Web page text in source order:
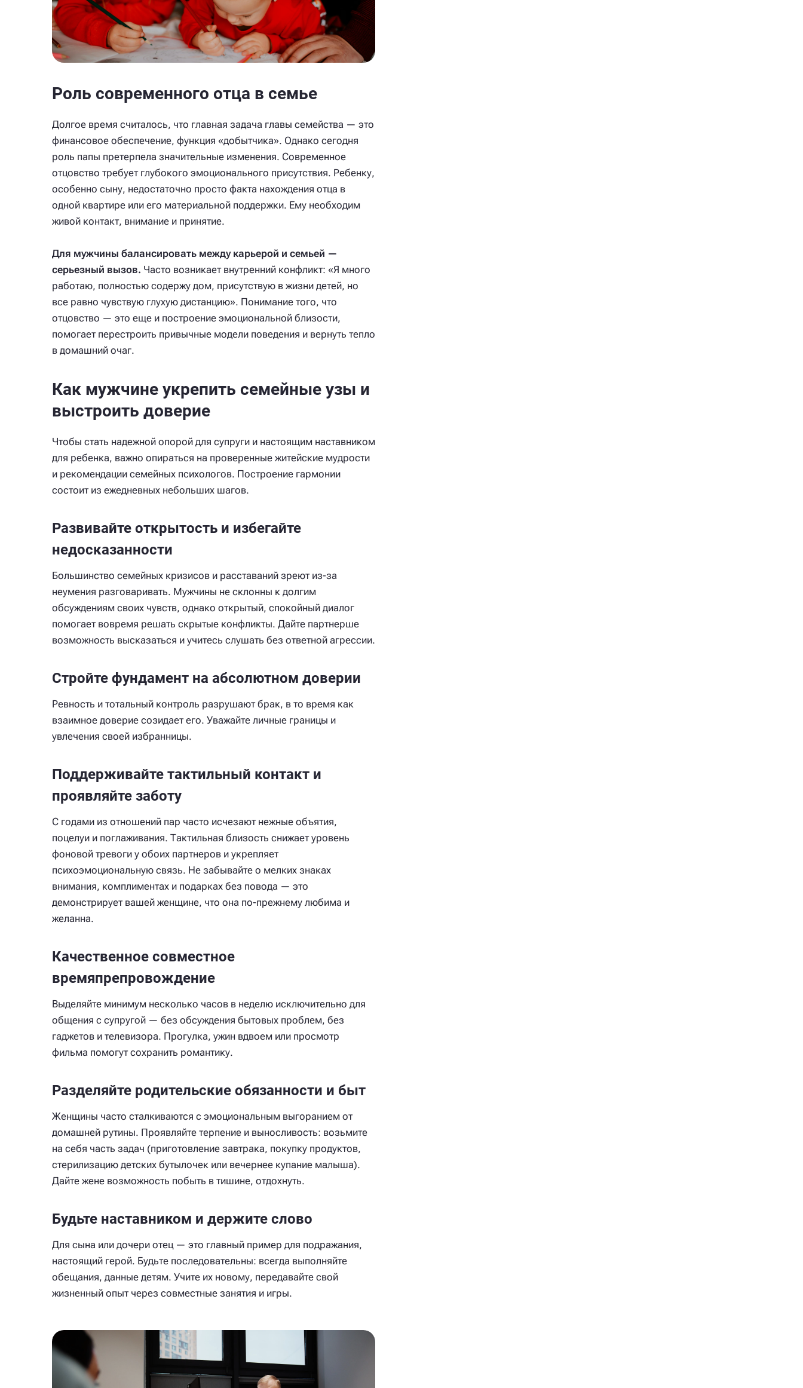
Роль современного отца в семье
Долгое время считалось, что главная задача главы семейства — это
финансовое обеспечение, функция «добытчика». Однако сегодня
роль папы претерпела значительные изменения. Современное
отцовство требует глубокого эмоционального присутствия. Ребенку,
особенно сыну, недостаточно просто факта нахождения отца в
одной квартире или его материальной поддержки. Ему необходим
живой контакт, внимание и принятие.
Для мужчины балансировать между карьерой и семьей —
серьезный вызов. Часто возникает внутренний конфликт: «Я много
работаю, полностью содержу дом, присутствую в жизни детей, но
все равно чувствую глухую дистанцию». Понимание того, что
отцовство — это еще и построение эмоциональной близости,
помогает перестроить привычные модели поведения и вернуть тепло
в домашний очаг.
Как мужчине укрепить семейные узы и
выстроить доверие
Чтобы стать надежной опорой для супруги и настоящим наставником
для ребенка, важно опираться на проверенные житейские мудрости
и рекомендации семейных психологов. Построение гармонии
состоит из ежедневных небольших шагов.
Развивайте открытость и избегайте
недосказанности
Большинство семейных кризисов и расставаний зреют из-за
неумения разговаривать. Мужчины не склонны к долгим
обсуждениям своих чувств, однако открытый, спокойный диалог
помогает вовремя решать скрытые конфликты. Дайте партнерше
возможность высказаться и учитесь слушать без ответной агрессии.
Стройте фундамент на абсолютном доверии
Ревность и тотальный контроль разрушают брак, в то время как
взаимное доверие созидает его. Уважайте личные границы и
увлечения своей избранницы.
Поддерживайте тактильный контакт и
проявляйте заботу
С годами из отношений пар часто исчезают нежные объятия,
поцелуи и поглаживания. Тактильная близость снижает уровень
фоновой тревоги у обоих партнеров и укрепляет
психоэмоциональную связь. Не забывайте о мелких знаках
внимания, комплиментах и подарках без повода — это
демонстрирует вашей женщине, что она по-прежнему любима и
желанна.
Качественное совместное
времяпрепровождение
Выделяйте минимум несколько часов в неделю исключительно для
общения с супругой — без обсуждения бытовых проблем, без
гаджетов и телевизора. Прогулка, ужин вдвоем или просмотр
фильма помогут сохранить романтику.
Разделяйте родительские обязанности и быт
Женщины часто сталкиваются с эмоциональным выгоранием от
домашней рутины. Проявляйте терпение и выносливость: возьмите
на себя часть задач (приготовление завтрака, покупку продуктов,
стерилизацию детских бутылочек или вечернее купание малыша).
Дайте жене возможность побыть в тишине, отдохнуть.
Будьте наставником и держите слово
Для сына или дочери отец — это главный пример для подражания,
настоящий герой. Будьте последовательны: всегда выполняйте
обещания, данные детям. Учите их новому, передавайте свой
жизненный опыт через совместные занятия и игры.